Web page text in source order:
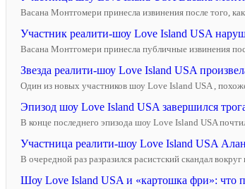
Васана Монтгомери принесла извинения после того,
Участник реалити-шоу Love Island USA
Васана Монтгомери принесла публичные извинения
Звезда реалити-шоу Love Island USA
Один из новых участников шоу Love Island USA ,
Эпизод шоу Love Island USA завершился
В конце последнего эпизода шоу Love Island USA
Участница реалити-шоу Love Island USA
В очередной раз разразился расистский скандал
Шоу Love Island USA и «картошка фри»: что